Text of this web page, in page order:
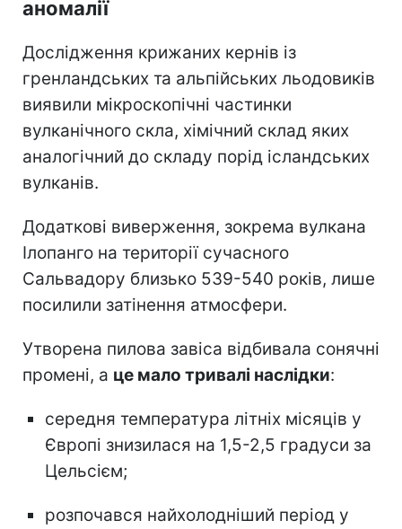
аномалії
Дослідження крижаних кернів із
гренландських та альпійських льодовиків
виявили мікроскопічні частинки
вулканічного скла, хімічний склад яких
аналогічний до складу порід ісландських
вулканів.
Додаткові виверження, зокрема вулкана
Ілопанго на території сучасного
Сальвадору близько 539-540 років, лише
посилили затінення атмосфери.
Утворена пилова завіса відбивала сонячні
промені, а це мало тривалі наслідки:
середня температура літніх місяців у
Європі знизилася на 1,5-2,5 градуси за
Цельсієм;
розпочався найхолодніший період у